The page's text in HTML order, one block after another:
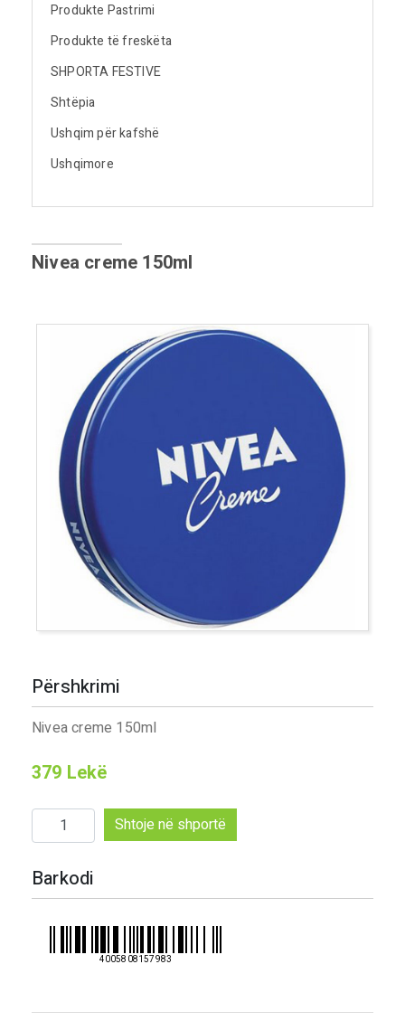
Produkte Pastrimi
Produkte të freskëta
SHPORTA FESTIVE
Shtëpia
Ushqim për kafshë
Ushqimore
Nivea creme 150ml
Përshkrimi
Nivea creme 150ml
379 Lekë
Sasi
Nivea
150ml
Shtoje në shportë
Barkodi
4005808157983